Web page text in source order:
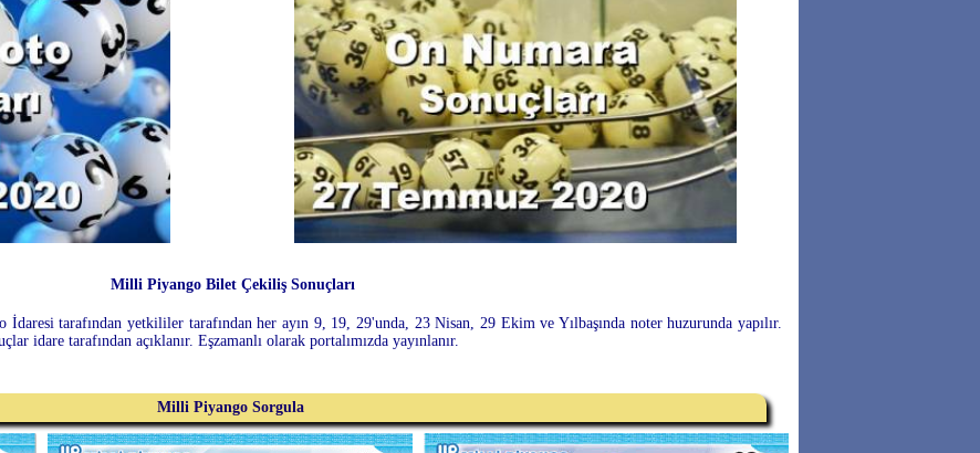
Milli Piyango Bilet Çekiliş Sonuçları
tarafından yetkililer tarafından her ayın 9, 19, 29'unda, 23 Nisan, 29 Ekim ve Yılbaşında noter huzurunda yapılır.
idare tarafından açıklanır. Eşzamanlı olarak portalımızda yayınlanır.
Milli Piyango Sorgula